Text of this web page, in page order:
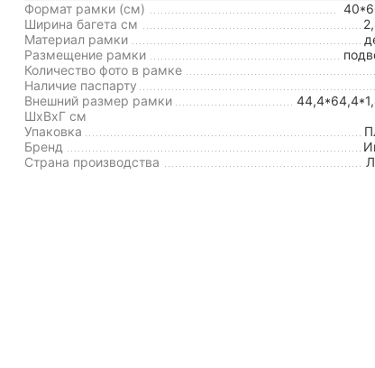
Формат рамки (см)
Ширина багета см
Материал рамки
Размещение рамки
Количество фото в рамке
Наличие паспарту
Внешний размер рамки
ШxВxГ см
Упаковка
Бренд
Страна производства